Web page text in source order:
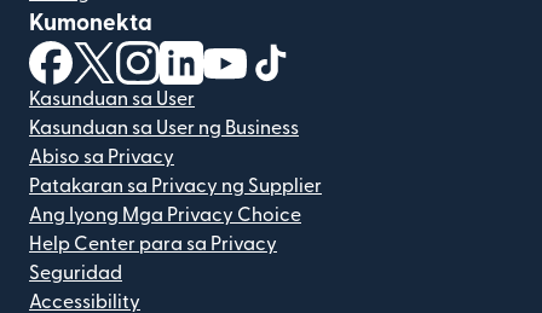
Kumonekta
(bubukas sa bagong window)
(bubukas sa bagong window)
(bubukas sa bagong window)
(bubukas sa bagong window)
(bubukas sa bagong window)
Kasunduan sa User
Kasunduan sa User ng Business
Abiso sa Privacy
Patakaran sa Privacy ng Supplier
Ang Iyong Mga Privacy Choice
Help Center para sa Privacy
Seguridad
Accessibility